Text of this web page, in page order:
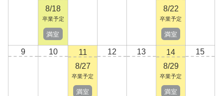
8/18
卒業予定
満室
8/22
卒業予定
満室
9 10
11
8/27
卒業予定
満室
12 13
14
8/29
卒業予定
満室
15